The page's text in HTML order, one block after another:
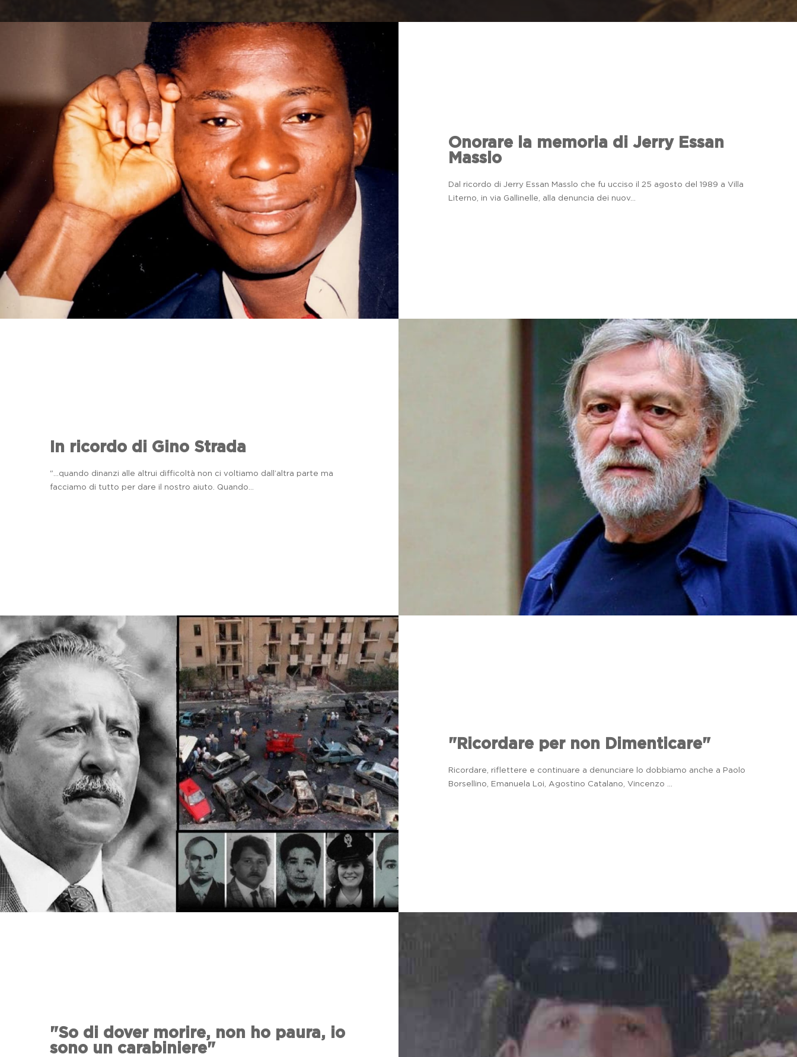
...decisero che
messaggio,
l'impegnoe il
sacrificiodidon
Giuseppe Diana
non dovessero
essere
dimenticati
Onorare la memoria di Jerry Essan
Masslo
Dal ricordo di Jerry Essan Masslo che fu ucciso il 25 agosto del 1989 a Villa
Literno, in via Gallinelle, alla denuncia dei nuov...
In ricordo di Gino Strada
"...quando dinanzi alle altrui difficoltà non ci voltiamo dall’altra parte ma
facciamo di tutto per dare il nostro aiuto. Quando...
"Ricordare per non Dimenticare"
Ricordare, riflettere e continuare a denunciare lo dobbiamo anche a Paolo
Borsellino, Emanuela Loi, Agostino Catalano, Vincenzo ...
"So di dover morire, non ho paura, io
sono un carabiniere"